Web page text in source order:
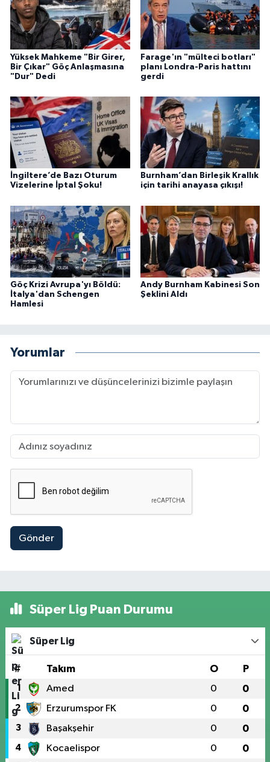
Yüksek Mahkeme "Bir Girer,
Bir Çıkar" Göç Anlaşmasına
"Dur" Dedi
Farage'ın "mülteci botları"
planı Londra-Paris hattını
gerdi
İngiltere’de Bazı Oturum
Vizelerine İptal Şoku!
Burnham’dan Birleşik Krallık
için tarihi anayasa çıkışı!
Göç Krizi Avrupa'yı Böldü:
İtalya'dan Schengen
Hamlesi
Andy Burnham Kabinesi Son
Şeklini Aldı
Yorumlar
Gönder
Süper Lig Puan Durumu
Süper Lig
# Takım O P
1 Amed 0 0
2 Erzurumspor FK 0 0
3 Başakşehir 0 0
4 Kocaelispor 0 0